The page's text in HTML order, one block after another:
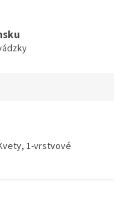
1-vrstvové